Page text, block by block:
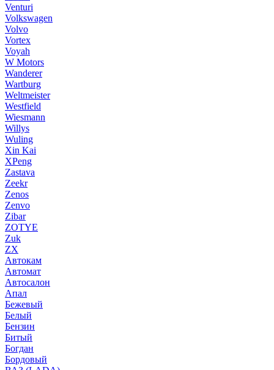
Venturi
Volkswagen
Volvo
Vortex
Voyah
W Motors
Wanderer
Wartburg
Weltmeister
Westfield
Wiesmann
Willys
Wuling
Xin Kai
XPeng
Zastava
Zeekr
Zenos
Zenvo
Zibar
ZOTYE
Zuk
ZX
Автокам
Автомат
Автосалон
Апал
Бежевый
Белый
Бензин
Битый
Богдан
Бордовый